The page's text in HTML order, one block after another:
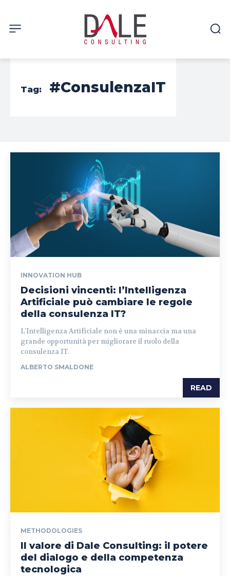
Tag: #ConsulenzaIT
INNOVATION HUB
Decisioni vincenti: l’Intelligenza
Artificiale può cambiare le regole
della consulenza IT?
L'Intelligenza Artificiale non è una minaccia ma una
grande opportunità per migliorare il ruolo della
consulenza IT.
ALBERTO SMALDONE
READ
METHODOLOGIES
Il valore di Dale Consulting: il potere
del dialogo e della competenza
tecnologica